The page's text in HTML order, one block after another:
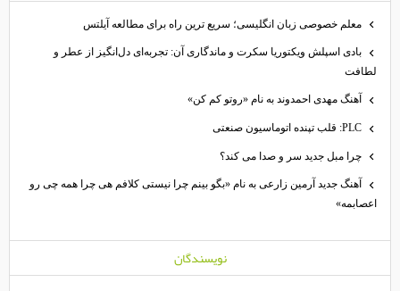
معلم خصوصی زبان انگلیسی؛ سریع ترین راه برای مطالعه آیلتس
بادی اسپلش ویکتوریا سکرت و ماندگاری آن: تجربه‌ای دل‌انگیز از عطر و
آهنگ مهدی احمدوند به نام «روتو کم کن»
PLC: قلب تپنده اتوماسیون صنعتی
چرا مبل جدید سر و صدا می کند؟
آهنگ جدید آرمین زارعی به نام «بگو بینم چرا نیستی کلافم هی چرا همه چی رو
نويسندگان